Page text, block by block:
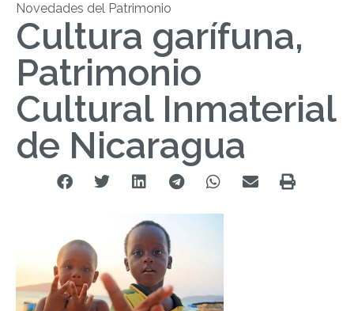
Novedades del Patrimonio
Cultura garífuna,
Patrimonio
Cultural Inmaterial
de Nicaragua